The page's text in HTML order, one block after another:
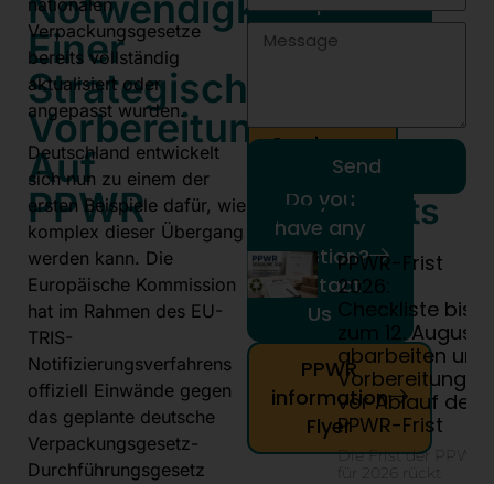
Einer
Strategischen
Vorbereitung
Auf
PPWR
nationalen
Verpackungsgesetze
bereits vollständig
aktualisiert oder
angepasst wurden.
Deutschland entwickelt
sich nun zu einem der
ersten Beispiele dafür, wie
komplex dieser Übergang
werden kann. Die
Europäische Kommission
hat im Rahmen des EU-
TRIS-
Notifizierungsverfahrens
offiziell Einwände gegen
das geplante deutsche
Verpackungsgesetz-
Durchführungsgesetz
here!
Services
Do you
have any
question?
Contact
Us
PPWR
information
Flyer
Send
More Posts
PPWR-Frist
2026:
Checkliste bis
zum 12. August
abarbeiten und
Vorbereitungen
vor Ablauf der
PPWR-Frist
Die Frist der PPWR
für 2026 rückt